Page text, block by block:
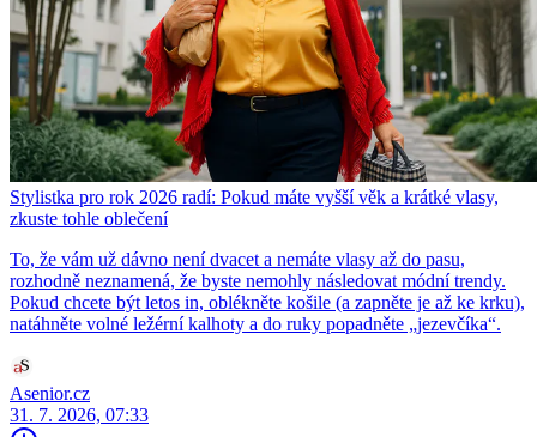
Stylistka pro rok 2026 radí: Pokud máte vyšší věk a krátké vlasy,
zkuste tohle oblečení
To, že vám už dávno není dvacet a nemáte vlasy až do pasu,
rozhodně neznamená, že byste nemohly následovat módní trendy.
Pokud chcete být letos in, oblékněte košile (a zapněte je až ke krku),
natáhněte volné ležérní kalhoty a do ruky popadněte „jezevčíka“.
Asenior.cz
31. 7. 2026, 07:33